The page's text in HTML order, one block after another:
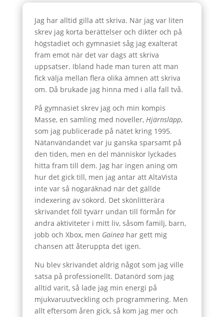
Jag har alltid gilla att skriva. När jag var liten
skrev jag korta berättelser och dikter och på
högstadiet och gymnasiet såg jag exalterat
fram emot när det var dags att skriva
uppsatser. Ibland hade man turen att man
fick välja mellan flera olika ämnen att skriva
om. Då brukade jag hinna med i alla fall två.
På gymnasiet skrev jag och min kompis
Masse, en samling med noveller, Hjärnsläpp,
som jag publicerade på nätet kring 1995.
Nätanvändandet var ju ganska sparsamt på
den tiden, men en del människor lyckades
hitta fram till dem. Jag har ingen aning om
hur det gick till, men jag antar att AltaVista
inte var så nogaräknad när det gällde
indexering av sökord. Det skönlitterära
skrivandet föll tyvärr undan till förmån för
andra aktiviteter i mitt liv, såsom familj, barn,
jobb och Xbox, men Gaineahar gett mig
chansen att återuppta det igen.
Nu blev skrivandet aldrig något som jag ville
satsa på professionellt. Datanörd som jag
alltid varit, så lade jag min energi på
mjukvaruutveckling och programmering. Men
allt eftersom åren gick, så kom jag mer och